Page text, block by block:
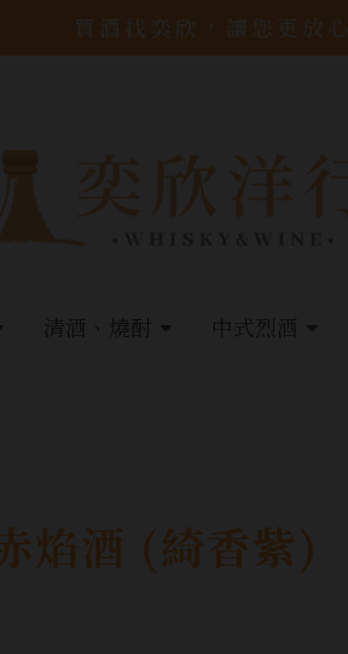
買酒找奕欣，讓您更放心
清酒、燒酎 中式烈酒
焰酒 (綺香紫)